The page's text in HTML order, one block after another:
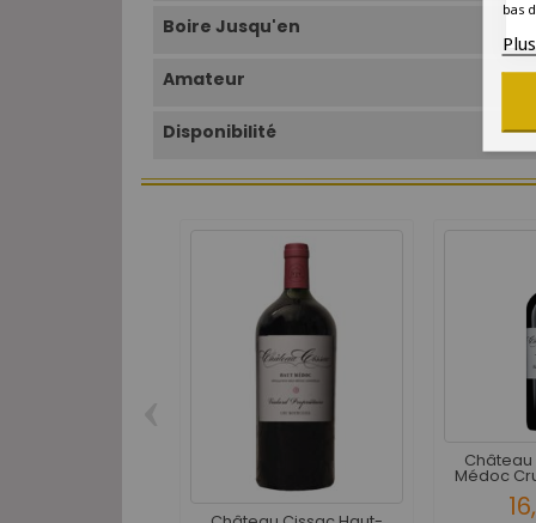
Boire Jusqu'en
Amateur
Disponibilité
Médoc
bas